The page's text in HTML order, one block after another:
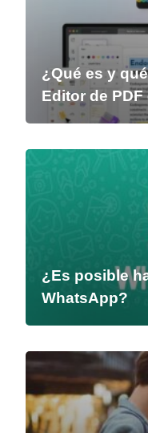
¿Qué es y
Editor de
¿Es posible
WhatsApp?